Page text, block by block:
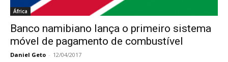
África
Banco namibiano lança o primeiro sistema
móvel de pagamento de combustível
Daniel Geto - 12/04/2017